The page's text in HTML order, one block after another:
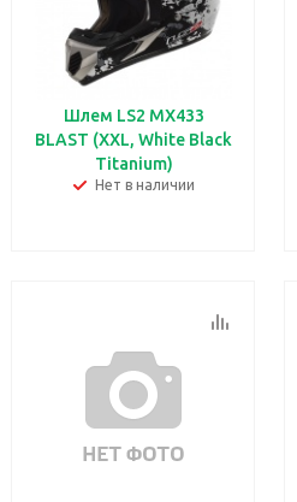
Шлем LS2 MX433
BLAST (XXL, White Black
Titanium)
Нет в наличии